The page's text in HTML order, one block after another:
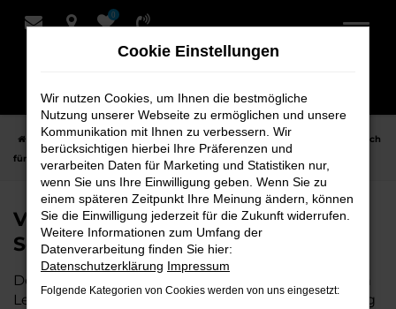
Zum
0
Startseite Leer VW
VW T7 Caravelle Fahrzeuge bei Schmidt + Koch
für Leer
VW T7 Caravelle Fahrzeuge bei
Schmidt + Koch für Leer
Der VW T7 Caravelle ist die perfekte Wahl für alle in
Leer, die ein zuverlässiges und modernes Fahrzeug
Cookie Einstellungen
Wir nutzen Cookies, um Ihnen die bestmögliche
Nutzung unserer Webseite zu ermöglichen und unsere
Kommunikation mit Ihnen zu verbessern. Wir
berücksichtigen hierbei Ihre Präferenzen und
verarbeiten Daten für Marketing und Statistiken nur,
wenn Sie uns Ihre Einwilligung geben. Wenn Sie zu
einem späteren Zeitpunkt Ihre Meinung ändern, können
Sie die Einwilligung jederzeit für die Zukunft widerrufen.
Weitere Informationen zum Umfang der
Datenverarbeitung finden Sie hier:
Datenschutzerklärung Impressum
Folgende Kategorien von Cookies werden von uns eingesetzt: